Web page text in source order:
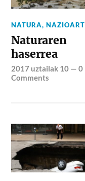
NATURA,
Naturaren
haserrea
2017 uztailak 10 —0
Comments